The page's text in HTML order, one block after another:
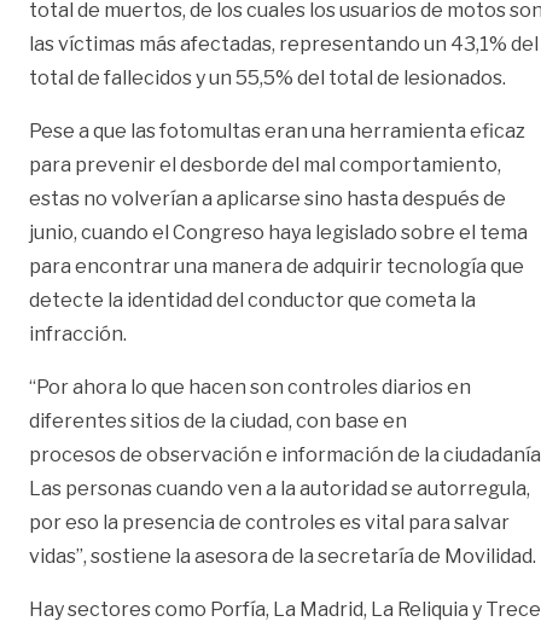
total de muertos, de los cuales los usuarios de motos
las víctimas más afectadas, representando un 43,1% del
total de fallecidos y un 55,5% del total de lesionados.
Pese a que las fotomultas eran una herramienta eficaz
para prevenir el desborde del mal comportamiento,
estas no volverían a aplicarse sino hasta después de
junio, cuando el Congreso haya legislado sobre el tema
para encontrar una manera de adquirir tecnología que
detecte la identidad del conductor que cometa la
infracción.
“Por ahora lo que hacen son controles diarios en
diferentes sitios de la ciudad, con base en
procesos de observación e información de la
Las personas cuando ven a la autoridad se autorregula,
por eso la presencia de controles es vital para salvar
vidas”, sostiene la asesora de la secretaría de Movilidad.
Hay sectores como Porfía, La Madrid, La Reliquia y Trece